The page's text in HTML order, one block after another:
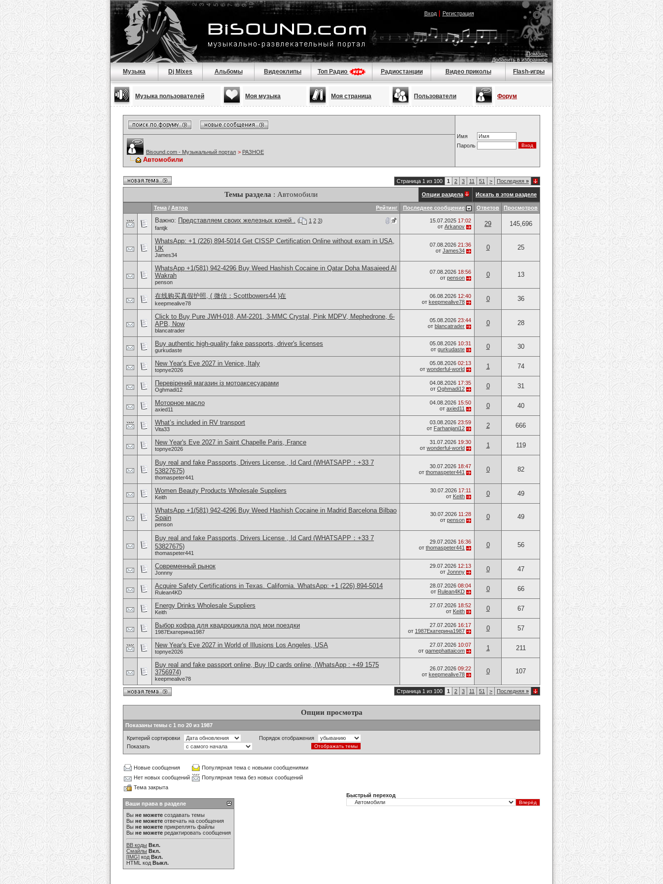
Вход| Регистрация
Помощь
Добавить в избранное
Музыка Dj Mixes Альбомы Видеоклипы Топ Радио Радиостанции Видео приколы Flash-игры
Музыка пользователей Моя музыка Моя страница Пользователи Форум
Имя
Пароль
Bisound.com - Музыкальный портал > РАЗНОЕ
Автомобили
Страница 1 из 100 1 2 3 11 51 > Последняя »
Темы раздела : Автомобили Опции раздела Искать в этом разделе
Рейтинг
Тема / Автор Последнее сообщение Ответов Просмотров
Важно: Представляем своих железных коней . ( 1 2 3)
fantjk
15.07.2025 17:02
от Arkanov 29 145,696
WhatsApp: +1 (226) 894-5014​ Get CISSP Certification Online without exam in USA,
UK
James34
07.08.2026 21:36
от James34 0 25
WhatsApp +1(581) 942-4296 Buy Weed Hashish Cocaine in Qatar Doha Masaieed Al
Wakrah
penson
07.08.2026 18:56
от penson 0 13
在线购买真假护照, ( 微信：Scottbowers44 )在
keepmealive78
06.08.2026 12:40
от keepmealive78 0 36
Click to Buy Pure JWH-018, AM-2201, 3-MMC Crystal, Pink MDPV, Mephedrone, 6-
APB, Now
blancatrader
05.08.2026 23:44
от blancatrader 0 28
Buy authentic high-quality fake passports, driver's licenses
gurkudaste
05.08.2026 10:31
от gurkudaste 0 30
New Year's Eve 2027 in Venice, Italy
topnye2026
05.08.2026 02:13
от wonderful-world 1 74
Перевірений магазин із мотоаксесуарами
Oghmadi12
04.08.2026 17:35
от Oghmadi12 0 31
Моторное масло
axied11
04.08.2026 15:50
от axied11 0 40
What’s included in RV transport
Vita33
03.08.2026 23:59
от Farhanjani12 2 666
New Year's Eve 2027 in Saint Chapelle Paris, France
topnye2026
31.07.2026 19:30
от wonderful-world 1 119
Buy real and fake Passports, Drivers License , Id Card (WHATSAPP：+33 7
53827675)
thomaspeter441
30.07.2026 18:47
от thomaspeter441 0 82
Women Beauty Products Wholesale Suppliers
Keith
30.07.2026 17:11
от Keith 0 49
WhatsApp +1(581) 942-4296 Buy Weed Hashish Cocaine in Madrid Barcelona Bilbao
Spain
penson
30.07.2026 11:28
от penson 0 49
Buy real and fake Passports, Drivers License , Id Card (WHATSAPP：+33 7
53827675)
thomaspeter441
29.07.2026 16:36
от thomaspeter441 0 56
Современный рынок
Jonnny
29.07.2026 12:13
от Jonnny 0 47
Acquire Safety Certifications in Texas. California. WhatsApp: +1 (226) 894-5014
Rulean4KD
28.07.2026 08:04
от Rulean4KD 0 66
Energy Drinks Wholesale Suppliers
Keith
27.07.2026 18:52
от Keith 0 67
Выбор кофра для квадроцикла под мои поездки
1987Екатерина1987
27.07.2026 16:17
от 1987Екатерина1987 0 57
New Year's Eve 2027 in World of Illusions Los Angeles, USA
topnye2026
27.07.2026 10:07
от gamephattaicom 1 211
Buy real and fake passport online, Buy ID cards online, (WhatsApp : +49 1575
3756974)
keepmealive78
26.07.2026 09:22
от keepmealive78 0 107
Страница 1 из 100 1 2 3 11 51 > Последняя »
Опции просмотра
Показаны темы с 1 по 20 из 1987
Критерий сортировки
Порядок отображения
Показать
Новые сообщения
Популярная тема с новыми сообщениями
Нет новых сообщений
Популярная тема без новых сообщений
Тема закрыта
Ваши права в разделе
Вы не можете создавать темы
Вы не можете отвечать на сообщения
Вы не можете прикреплять файлы
Вы не можете редактировать сообщения
BB коды Вкл.
Смайлы Вкл.
[IMG] код Вкл.
HTML код Выкл.
Быстрый переход